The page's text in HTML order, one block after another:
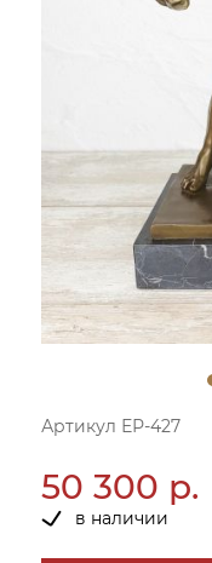
Артикул ЕР-427
50 300 р.
в наличии